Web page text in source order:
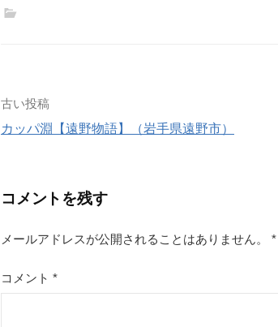
投
稿
ビ
ゲ
ー
古い投稿
カッパ淵【遠野物語】（岩手県遠野市）
コメントを残す
メールアドレスが公開されることはありません。 *
コメント *